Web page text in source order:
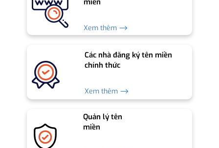
miền
Xem thêm ⟶
Các nhà đăng ký tên miền
chính thức
Xem thêm ⟶
Quản lý tên
miền